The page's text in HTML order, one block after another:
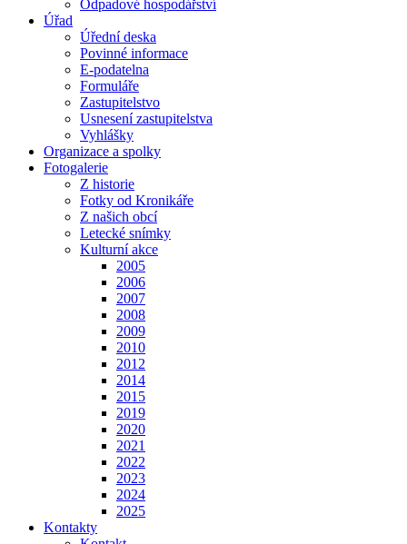
Odpadové hospodářství
Úřad
Úřední deska
Povinné informace
E-podatelna
Formuláře
Zastupitelstvo
Usnesení zastupitelstva
Vyhlášky
Organizace a spolky
Fotogalerie
Z historie
Fotky od Kronikáře
Z našich obcí
Letecké snímky
Kulturní akce
2005
2006
2007
2008
2009
2010
2012
2014
2015
2019
2020
2021
2022
2023
2024
2025
Kontakty